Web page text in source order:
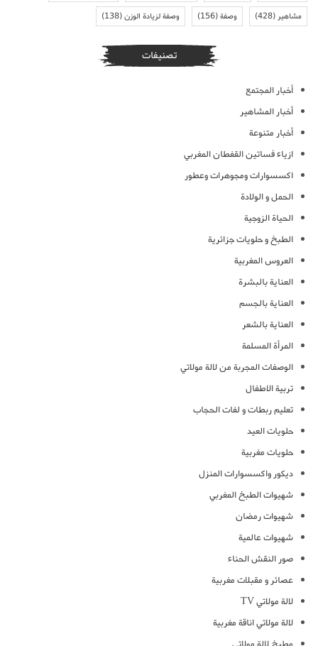
مشاهير(428) وصفة(156) وصفة لزيادة الوزن(138)
تصنيفات
أخبار المجتمع
أخبار المشاهير
أخبار متنوعة
ازياء فساتين القفطان المغربي
اكسسوارات ومجوهرات وعطور
الحمل و الولادة
الحياة الزوجية
الطبخ و حلويات جزائرية
العروس المغربية
العناية بالبشرة
العناية بالجسم
العناية بالشعر
المرأة المسلمة
الوصفات المجربة من لالة مولاتي
تربية الاطفال
تعليم ربطات و لفات الحجاب
حلويات العيد
حلويات مغربية
ديكور واكسسوارات المنزل
شهيوات الطبخ المغربي
شهيوات رمضان
شهيوات عالمية
صور النقش الحناء
عصائر و مقبلات مغربية
لالة مولاتي TV
لالة مولاتي اناقة مغربية